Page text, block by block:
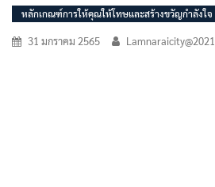
หลักเกณฑ์การให้คุณให้โทษและสร้างขวัญกำลังใจ
31 มกราคม 2565 Lamnaraicity@2021